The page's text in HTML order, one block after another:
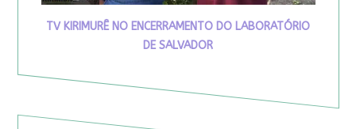
TV KIRIMURÊ NO ENCERRAMENTO DO LABORATÓRIO
DE SALVADOR